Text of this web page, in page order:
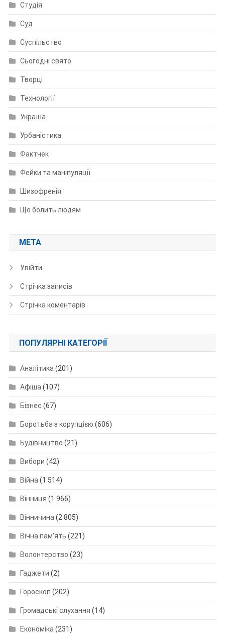
Студія
Суд
Суспільство
Сьогодні свято
Творці
Технології
Україна
Урбаністика
Фактчек
Фейки та маніпуляції
Шизофренія
Що болить людям
МЕТА
Увійти
Стрічка записів
Стрічка коментарів
ПОПУЛЯРНІ КАТЕГОРІЇ
Аналітика (201)
Афіша (107)
Бізнес (67)
Боротьба з корупцією (606)
Будівництво (21)
Вибори (42)
Війна (1 514)
Вінниця (1 966)
Вінничина (2 805)
Вічна пам'ять (221)
Волонтерство (23)
Гаджети (2)
Гороскоп (202)
Громадські слухання (14)
Економіка (231)